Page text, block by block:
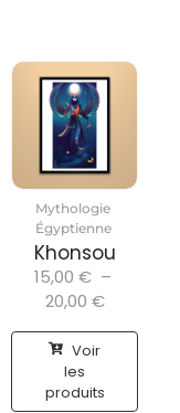
Mythologie
Égyptienne
Khonsou
15,00 € –
20,00 €
Voir
les
produits